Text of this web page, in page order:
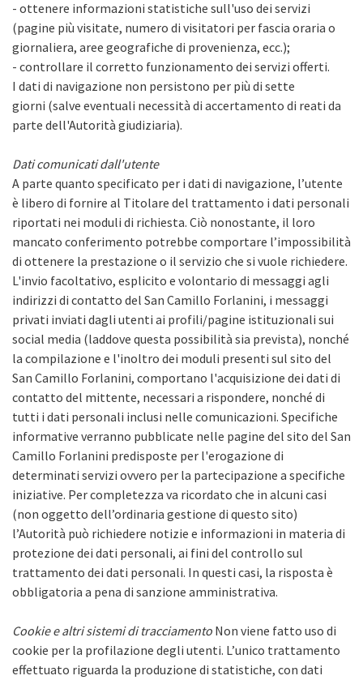
- ottenere informazioni statistiche sull'uso dei servizi
(pagine più visitate, numero di visitatori per fascia oraria o
giornaliera, aree geografiche di provenienza, ecc.);
- controllare il corretto funzionamento dei servizi offerti.
I dati di navigazione non persistono per più di sette
giorni (salve eventuali necessità di accertamento di reati da
parte dell'Autorità giudiziaria).
Dati comunicati dall'utente
A parte quanto specificato per i dati di navigazione, l’utente
è libero di fornire al Titolare del trattamento i dati personali
riportati nei moduli di richiesta. Ciò nonostante, il loro
mancato conferimento potrebbe comportare l’impossibilità
di ottenere la prestazione o il servizio che si vuole richiedere.
L'invio facoltativo, esplicito e volontario di messaggi agli
indirizzi di contatto del San Camillo Forlanini, i messaggi
privati inviati dagli utenti ai profili/pagine istituzionali sui
social media (laddove questa possibilità sia prevista), nonché
la compilazione e l'inoltro dei moduli presenti sul sito del
San Camillo Forlanini, comportano l'acquisizione dei dati di
contatto del mittente, necessari a rispondere, nonché di
tutti i dati personali inclusi nelle comunicazioni. Specifiche
informative verranno pubblicate nelle pagine del sito del San
Camillo Forlanini predisposte per l'erogazione di
determinati servizi ovvero per la partecipazione a specifiche
iniziative. Per completezza va ricordato che in alcuni casi
(non oggetto dell’ordinaria gestione di questo sito)
l’Autorità può richiedere notizie e informazioni in materia di
protezione dei dati personali, ai fini del controllo sul
trattamento dei dati personali. In questi casi, la risposta è
obbligatoria a pena di sanzione amministrativa.
Cookie e altri sistemi di tracciamento Non viene fatto uso di
cookie per la profilazione degli utenti. L’unico trattamento
effettuato riguarda la produzione di statistiche, con dati